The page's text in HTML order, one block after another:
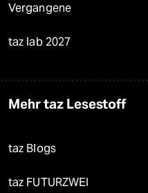
Vergangene
taz lab 2027
Mehr taz Lesestoff
taz Blogs
taz FUTURZWEI